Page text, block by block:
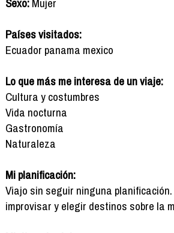
Países visitados:
Ecuador panama mexico
Lo que más me interesa de un viaje:
Cultura y costumbres
Vida nocturna
Gastronomía
Naturaleza
Mi planificación:
Viajo sin seguir ninguna
improvisar y elegir destinos sobre la